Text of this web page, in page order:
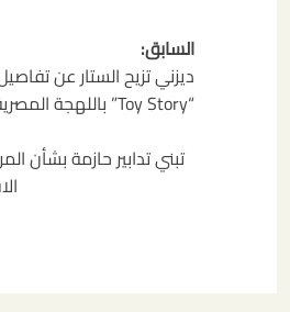
تصفّح
المقالات
السابق:
ديزني تزيح الستار عن
“Toy Story” باللهجة المصرية
تبني تدابير حازمة بشأن